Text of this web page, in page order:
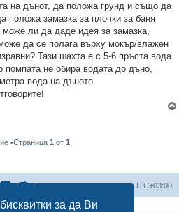
за да Ви
на дънот, да положа грунд и също да
положа замазка за плочки за баня
ли да даде идея за замазка,
да се полага върху мокър/влажен
Тази шахта е с 5-6 пръста вода
помпата не обира водата до дъно,
вода на дъното.
•Страница 1 от 1
Всички времена са споредUTC+03:00